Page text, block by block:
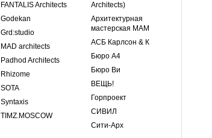
FANTALIS Architects
Godekan
Grd:studio
MAD architects
Padhod Architects
Rhizome
SOTA
Syntaxis
TIMZ.MOSCOW
Architects)
Архитектурная
мастерская МАМ
АСБ Карлсон & К
Бюро А4
Бюро Ви
ВЕЩЬ!
Горпроект
СИВИЛ
Сити-Арх